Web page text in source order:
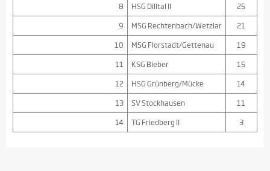
8
HSG Dilltal II
25
9
MSG Rechtenbach/Wetzlar
21
10
MSG Florstadt/Gettenau
19
11
KSG Bieber
15
12
HSG Grünberg/Mücke
14
13
SV Stockhausen
11
14
TG Friedberg II 3